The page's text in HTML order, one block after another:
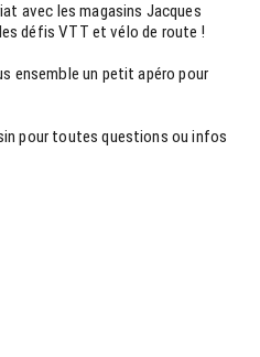
avec les magasins Jacques
défis VTT et vélo de route !
ensemble un petit apéro pour
pour toutes questions ou infos